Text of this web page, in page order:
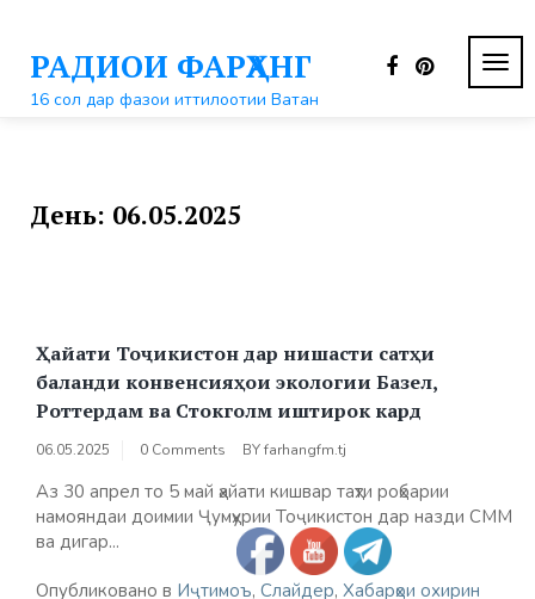
контентуРАДИОИ ФАРҲАНГ
16 сол дар фазои иттилоотии Ватан
День: 06.05.2025
Ҳайати Тоҷикистон дар нишасти сатҳи
баланди конвенсияҳои экологии Базел,
Роттердам ва Стокголм иштирок кард
06.05.2025 0 Comments BYfarhangfm.tj
Аз 30 апрел то 5 май ҳайати кишвар таҳти роҳбарии
намояндаи доимии Ҷумҳурии Тоҷикистон дар назди СММ
ва дигар...
Опубликовано в Иҷтимоъ, Слайдер, Хабарҳои охирин